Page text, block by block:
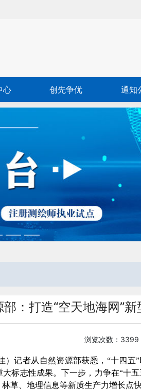
心 创先争优 通知
部：打造“空天地海网”
浏览次数：3399
）记者从自然资源部获悉，“十四
标志性成果。下一步，力争在“十
草、地理信息等新质生产力增长点快